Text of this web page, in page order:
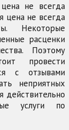
не всегда
цена не всегда
Некоторые
расценки
Поэтому
провести
с отзывами
неприятных
действительно
услуги по